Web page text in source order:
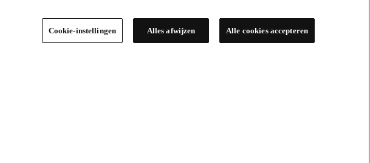
Cookie-instellingen Alles afwijzen Alle cookies accepteren